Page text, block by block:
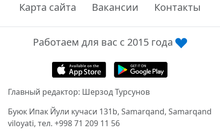
Карта сайта
Вакансии Контакты
Работаем для вас с 2015 года
Главный редактор: Шерзод Турсунов
Буюк Ипак Йули кучаси 131b, Samarqand, Samarqand
viloyati, тел. +998 71 209 11 56